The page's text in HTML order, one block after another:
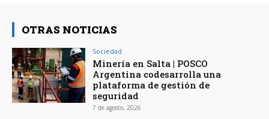
OTRAS NOTICIAS
Sociedad
Minería en Salta | POSCO
Argentina codesarrolla una
plataforma de gestión de
seguridad
7 de agosto, 2026